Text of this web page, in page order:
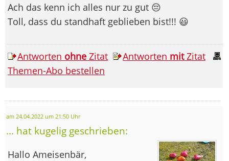
Ach das kenn ich alles nur zu gut 😔
Toll, dass du standhaft geblieben bist!!! 😃
Antworten ohne Zitat Antworten mitZitat
Themen-Abo bestellen
am 24.04.2022 um 21:50 Uhr
... hat kugelig geschrieben:
Hallo Ameisenbär,